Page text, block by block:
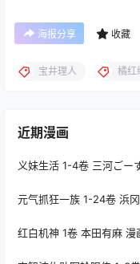
海报分享 收藏
宝井理人 橘红
近期漫画
义妹生活 1-4卷 三河ごー
元气抓狂一族 1-24卷 浜
红白机神 1卷 本田有麻 漫